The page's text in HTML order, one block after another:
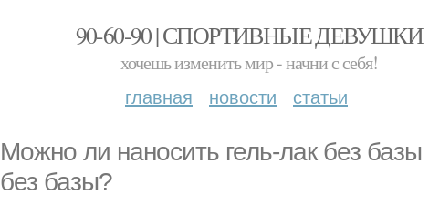
90-60-90 | СПОРТИВНЫЕ ДЕВУШКИ
хочешь изменить мир - начни с себя!
главная новости статьи
Можно ли наносить гель-лак без
без базы?